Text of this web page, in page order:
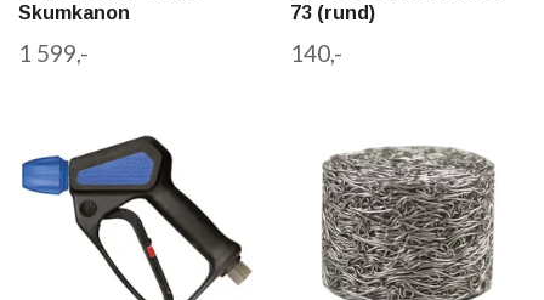
Skumkanon
1 599,-
73 (rund)
140,-